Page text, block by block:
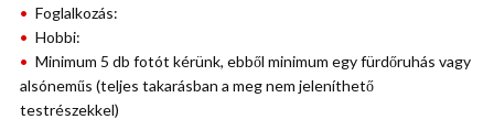
Foglalkozás:
Hobbi:
Minimum 5 db fotót kérünk, ebből minimum egy fürdőruhás vagy
alsóneműs (teljes takarásban a meg nem jeleníthető
testrészekkel)